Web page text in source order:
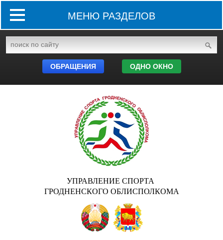
МЕНЮ РАЗДЕЛОВ
ОБРАЩЕНИЯ ОДНО ОКНО
УПРАВЛЕНИЕ СПОРТА
ГРОДНЕНСКОГО ОБЛИСПОЛКОМА